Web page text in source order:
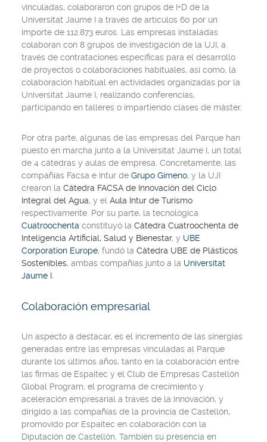
vinculadas, colaboraron con grupos de I+D de la
Universitat Jaume I a través de artículos 60 por un
importe de 112.873 euros. Las empresas instaladas
colaboran con 8 grupos de investigación de la UJI, a
través de contrataciones específicas para el desarrollo
de proyectos o colaboraciones habituales, así como, la
colaboración habitual en actividades organizadas por la
Universitat Jaume I, realizando conferencias,
participando en talleres o impartiendo clases de máster.
Por otra parte, algunas de las empresas del Parque han
puesto en marcha junto a la Universitat Jaume I, un total
de 4 cátedras y aulas de empresa. Concretamente, las
compañías Facsa e Intur de Grupo Gimeno, y la UJI
crearon la Cátedra FACSA de Innovación del Ciclo
Integral del Agua, y el Aula Intur de Turismo
respectivamente. Por su parte, la tecnológica
Cuatroochenta constituyó la Cátedra Cuatroochenta de
Inteligencia Artificial, Salud y Bienestar, y UBE
Corporation Europe, fundó la Cátedra UBE de Plásticos
Sostenibles, ambas compañías junto a la Universitat
Jaume I
Colaboración empresarial
Un aspecto a destacar, es el incremento de las sinergias
generadas entre las empresas vinculadas al Parque
durante los últimos años, tanto en la colaboración entre
las firmas de Espaitec y el Club de Empresas Castellón
Global Program, el programa de crecimiento y
aceleración empresarial a través de la innovación, y
dirigido a las compañías de la provincia de Castellón,
promovido por Espaitec en colaboración con la
Diputación de Castellón. También su presencia en